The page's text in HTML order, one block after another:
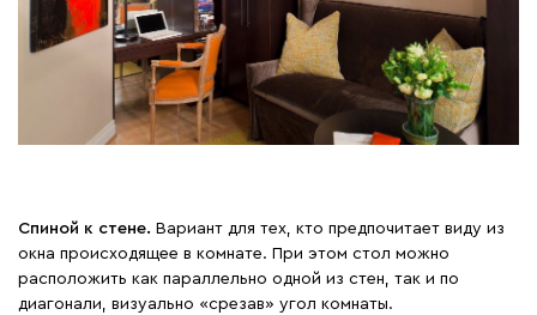
Спиной к стене. Вариант для тех, кто предпочитает виду из
окна происходящее в комнате. При этом стол можно
расположить как параллельно одной из стен, так и по
диагонали, визуально «срезав» угол комнаты.